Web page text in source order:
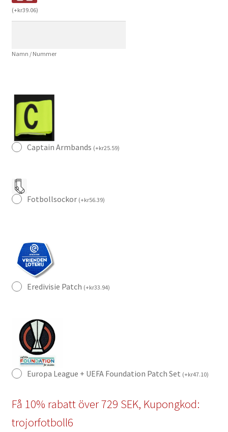
–
Jorrel
–
med
Shorts
mängd
(+kr39.06)
Namn / Nummer
Captain Armbands (+kr25.59)
Fotbollsockor (+kr56.39)
Eredivisie Patch (+kr33.94)
Europa League + UEFA Foundation Patch Set (+kr47.10)
Få 10% rabatt över 729 SEK, Kupongkod:
trojorfotboll6